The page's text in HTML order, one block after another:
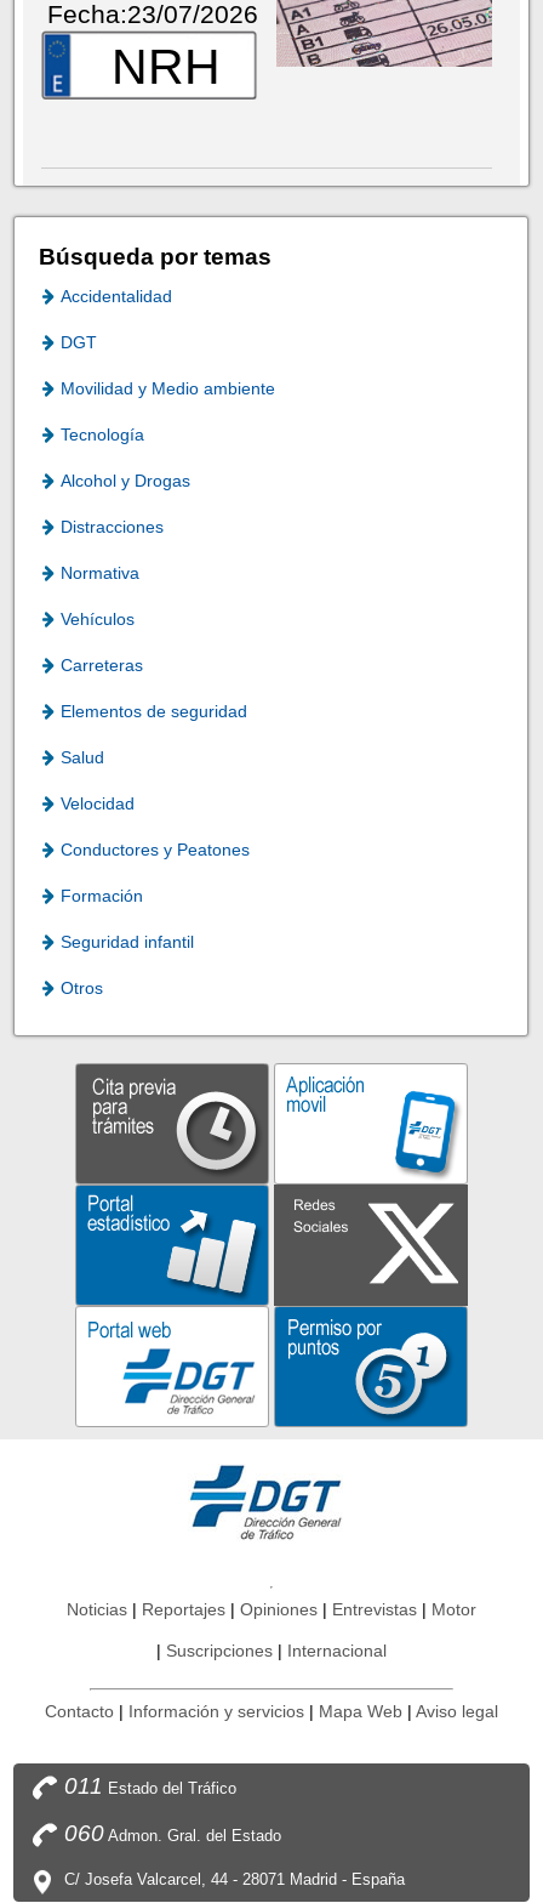
Fecha:23/07/2026
NRH
Búsqueda por temas
Accidentalidad
DGT
Movilidad y Medio ambiente
Tecnología
Alcohol y Drogas
Distracciones
Normativa
Vehículos
Carreteras
Elementos de seguridad
Salud
Velocidad
Conductores y Peatones
Formación
Seguridad infantil
Otros
Noticias Reportajes Opiniones Entrevistas Motor
Suscripciones Internacional
Contacto Información y servicios Mapa Web Aviso legal
011 Estado del Tráfico
060Admon. Gral. del Estado
C/ Josefa Valcarcel, 44 - 28071 Madrid - España